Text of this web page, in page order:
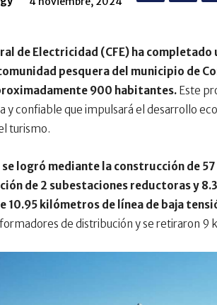
de Electricidad (CFE) ha
pesquera del municipio de
900 habitantes. Este
y confiable que impulsará el desarrollo
turismo.
logró mediante la construcción de
de 2 subestaciones reductoras y
10.95 kilómetros de línea de baja
de distribución y se retiraron 9